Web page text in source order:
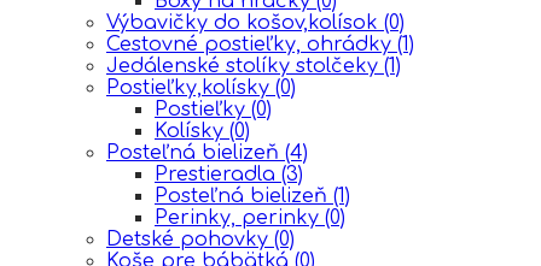
Výbavičky do košov,kolísok (0)
Cestovné postieľky, ohrádky (1)
Jedálenské stolíky stolčeky (1)
Postieľky,kolísky (0)
Postieľky (0)
Kolísky (0)
Posteľná bielizeň (4)
Prestieradla (3)
Posteľná bielizeň (1)
Perinky, perinky (0)
Detské pohovky (0)
Koše pre bábätká (0)